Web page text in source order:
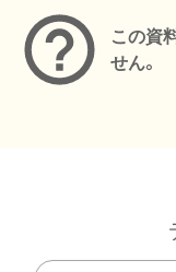
この資
せん。